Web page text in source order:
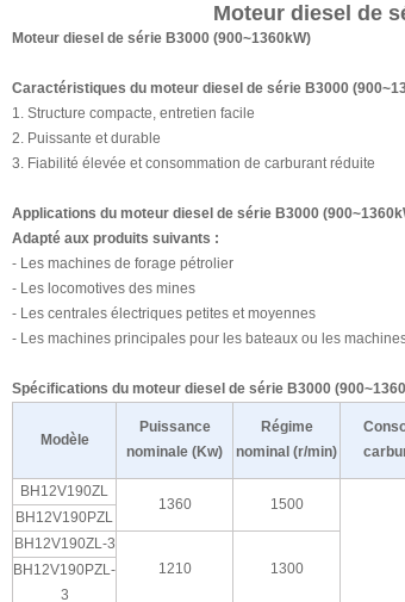
Moteur diesel de
Moteur diesel de série B3000 (900~1360kW)
Caractéristiques du moteur diesel de série B3000
1. Structure compacte, entretien facile
2. Puissante et durable
3. Fiabilité élevée et consommation de carburant réduite
Applications du moteur diesel de série B3000
Adapté aux produits suivants :
- Les machines de forage pétrolier
- Les locomotives des mines
- Les centrales électriques petites et moyennes
- Les machines principales pour les bateaux ou les
Spécifications du moteur diesel de série B3000
Modèle
Puissance
nominale (Kw)
Régime
nominal (r/min)
BH12V190ZL
1360 1500
BH12V190PZL
BH12V190ZL-3
1210
1300
BH12V190PZL-
3